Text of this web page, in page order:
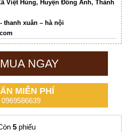
Việt Hùng, Huyện Đông Anh, Thành
thanh xuân – hà nội
NGAY
MIỄN PHÍ
0969586639
5phiếu